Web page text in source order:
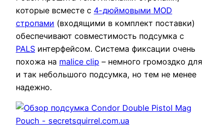
которые всместе с 4-дюймовыми MOD
стропами (входящими в комплект поставки)
обеспечивают совместимость подсумка с
PALS интерфейсом. Система фиксации очень
похожа на malice clip – немного громоздко для
и так небольшого подсумка, но тем не менее
надежно.